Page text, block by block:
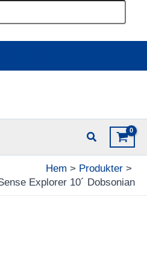
Hem
Produkter
Explorer 10´ Dobsonian